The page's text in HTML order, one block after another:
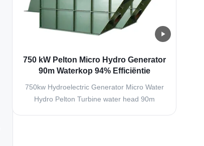
750 kW Pelton Micro Hydro Generator
90m Waterkop 94% Efficiëntie
750kw Hydroelectric Generator Micro Water
Hydro Pelton Turbine water head 90m